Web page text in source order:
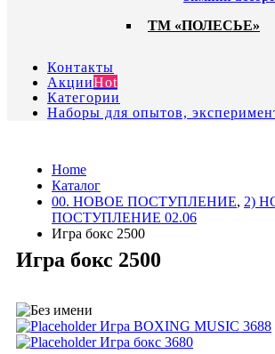
ТМ «ПОЛЕСЬЕ»
Контакты
АкцииHot
Категории
Наборы для опытов,
Home
Каталог
00. HОВОЕ ПОСТУПЛЕНИЕ, 2)
ПОСТУПЛЕНИЕ 02.06
Игра бокс 2500
Игра бокс 2500
Игра BOXING MUSIC 3688
Игра бокс 3680